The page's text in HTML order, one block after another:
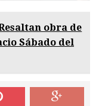
obra de
Sábado del